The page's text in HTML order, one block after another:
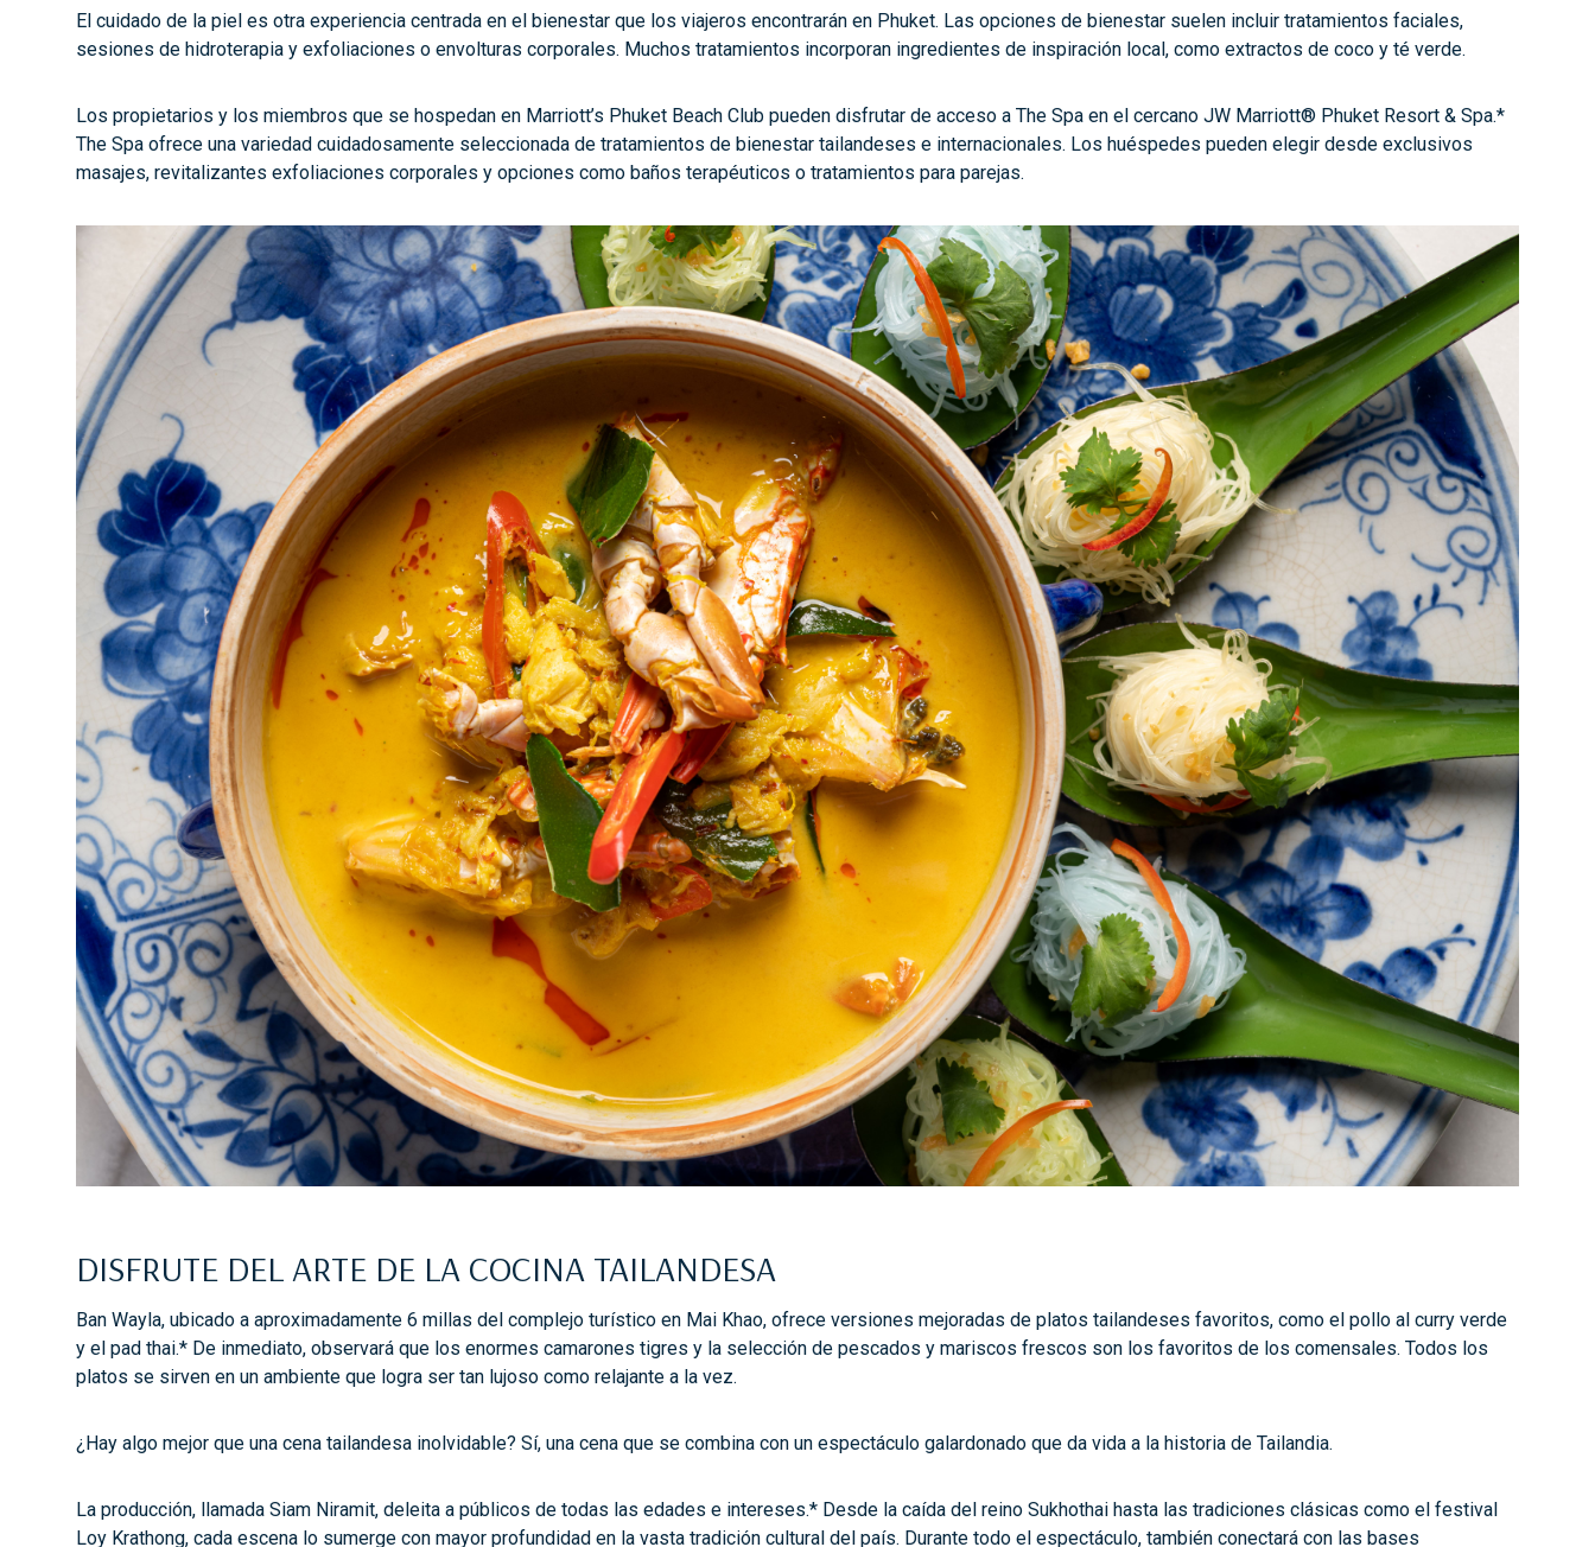
El cuidado de la piel es otra experiencia centrada en el bienestar que los viajeros encontrarán en Phuket. Las opciones de bienestar suelen incluir tratamientos faciales,
sesiones de hidroterapia y exfoliaciones o envolturas corporales. Muchos tratamientos incorporan ingredientes de inspiración local, como extractos de coco y té verde.
Los propietarios y los miembros que se hospedan en Marriott’s Phuket Beach Club pueden disfrutar de acceso a The Spa en el cercano JW Marriott® Phuket Resort & Spa.*
The Spa ofrece una variedad cuidadosamente seleccionada de tratamientos de bienestar tailandeses e internacionales. Los huéspedes pueden elegir desde exclusivos
masajes, revitalizantes exfoliaciones corporales y opciones como baños terapéuticos o tratamientos para parejas.
DISFRUTE DEL ARTE DE LA COCINA TAILANDESA
Ban Wayla, ubicado a aproximadamente 6 millas del complejo turístico en Mai Khao, ofrece versiones mejoradas de platos tailandeses favoritos, como el pollo al curry verde
y el pad thai.* De inmediato, observará que los enormes camarones tigres y la selección de pescados y mariscos frescos son los favoritos de los comensales. Todos los
platos se sirven en un ambiente que logra ser tan lujoso como relajante a la vez.
¿Hay algo mejor que una cena tailandesa inolvidable? Sí, una cena que se combina con un espectáculo galardonado que da vida a la historia de Tailandia.
La producción, llamada Siam Niramit, deleita a públicos de todas las edades e intereses.* Desde la caída del reino Sukhothai hasta las tradiciones clásicas como el festival
Loy Krathong, cada escena lo sumerge con mayor profundidad en la vasta tradición cultural del país. Durante todo el espectáculo, también conectará con las bases